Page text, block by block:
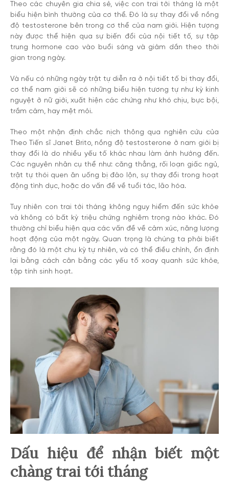
Theo các chuyên gia chia sẻ, việc con trai tới tháng là một
biểu hiện bình thường của cơ thể. Đó là sự thay đổi về nồng
độ testosterone bên trong cơ thể của nam giới. Hiện tượng
này được thể hiện qua sự biến đổi của nội tiết tố, sự tập
trung hormone cao vào buổi sáng và giảm dần theo thời
gian trong ngày.
Và nếu có những ngày trật tự diễn ra ở nội tiết tố bị thay đổi,
cơ thể nam giới sẽ có những biểu hiện tương tự như kỳ kinh
nguyệt ở nữ giới, xuất hiện các chứng như khó chịu, bực bội,
trầm cảm, hay mệt mỏi.
Theo một nhận định chắc nịch thông qua nghiên cứu của
Theo Tiến sĩ Janet Brito, nồng độ testosterone ở nam giới bị
thay đổi là do nhiều yếu tố khác nhau làm ảnh hướng đến.
Các nguyên nhân cụ thể như: căng thẳng, rối loạn giấc ngủ,
trật tự thói quen ăn uống bị đảo lộn, sự thay đổi trong hoạt
động tình dục, hoặc do vấn đề về tuổi tác, lão hóa.
Tuy nhiên con trai tới tháng không nguy hiểm đến sức khỏe
và không có bất kỳ triệu chứng nghiêm trọng nào khác. Đó
thường chỉ biểu hiện qua các vấn đề về cảm xúc, năng lượng
hoạt động của một ngày. Quan trọng là chúng ta phải biết
rằng đó là một chu kỳ tự nhiên, và có thể điều chỉnh, ổn định
lại bằng cách cân bằng các yếu tố xoay quanh sức khỏe,
tập tính sinh hoạt.
Dấu hiệu để nhận biết một
chàng trai tới tháng